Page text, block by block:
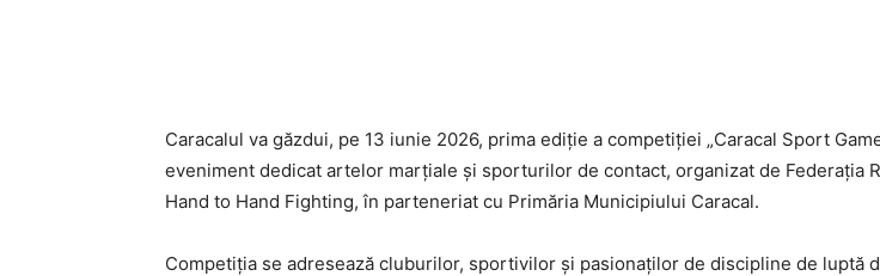
Caracalul va găzdui, pe 13 iunie 2026, prima ediție a competiției „Caracal Sport
eveniment dedicat artelor marțiale și sporturilor de contact, organizat de Federația
Hand to Hand Fighting, în parteneriat cu Primăria Municipiului Caracal.
Competiția se adresează cluburilor, sportivilor și pasionaților de discipline de luptă